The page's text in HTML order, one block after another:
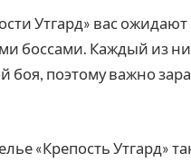
Утгард» вас
боссами. Каждый из
боя, поэтому важно
«Крепость Утгард»